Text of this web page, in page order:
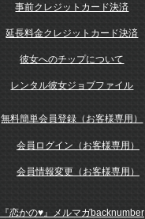
事前クレジットカード決済
延長料金クレジットカード決済
彼女へのチップについて
レンタル彼女ジョブファイル
無料簡単会員登録（お客様専用）
会員ログイン（お客様専用）
会員情報変更（お客様専用）
『恋かの♥』メルマガbacknumber